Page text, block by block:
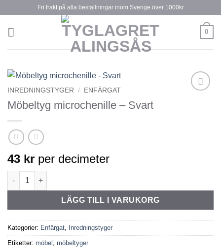
content
Fri frakt på alla beställningar inom Sverige över 1000kr
0
INREDNINGSTYGER / ENFÄRGAT
Möbeltyg microchenille – Svart
43 kr per decimeter
Möbeltyg microchenille - Svart mängd
LÄGG TILL I VARUKORG
Kategorier: Enfärgat Inredningstyger
Etiketter: möbel möbeltyger